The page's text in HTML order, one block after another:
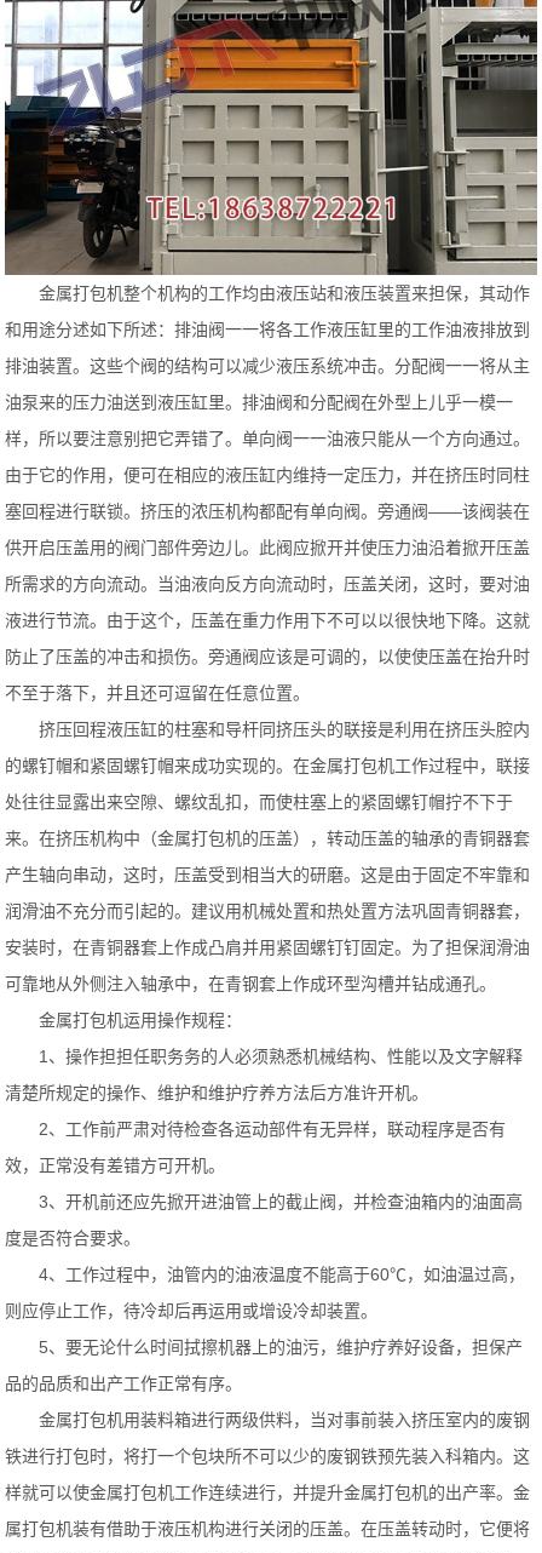
金属打包机整个机构的工作均由液压站和液压装置来担保，其动作
和用途分述如下所述：排油阀一一将各工作液压缸里的工作油液排放到
排油装置。这些个阀的结构可以减少液压系统冲击。分配阀一一将从主
油泵来的压力油送到液压缸里。排油阀和分配阀在外型上儿乎一模一
样，所以要注意别把它弄错了。单向阀一一油液只能从一个方向通过。
由于它的作用，便可在相应的液压缸内维持一定压力，并在挤压时同柱
塞回程进行联锁。挤压的浓压机构都配有单向阀。旁通阀——该阀装在
供开启压盖用的阀门部件旁边儿。此阀应掀开并使压力油沿着掀开压盖
所需求的方向流动。当油液向反方向流动时，压盖关闭，这时，要对油
液进行节流。由于这个，压盖在重力作用下不可以以很快地下降。这就
防止了压盖的冲击和损伤。旁通阀应该是可调的，以使使压盖在抬升时
不至于落下，并且还可逗留在任意位置。
挤压回程液压缸的柱塞和导杆同挤压头的联接是利用在挤压头腔内
的螺钉帽和紧固螺钉帽来成功实现的。在金属打包机工作过程中，联接
处往往显露出来空隙、螺纹乱扣，而使柱塞上的紧固螺钉帽拧不下于
来。在挤压机构中（金属打包机的压盖），转动压盖的轴承的青铜器套
产生轴向串动，这时，压盖受到相当大的研磨。这是由于固定不牢靠和
润滑油不充分而引起的。建议用机械处置和热处置方法巩固青铜器套，
安装时，在青铜器套上作成凸肩并用紧固螺钉钉固定。为了担保润滑油
可靠地从外侧注入轴承中，在青钢套上作成环型沟槽并钻成通孔。
金属打包机运用操作规程：
1、操作担担任职务务的人必须熟悉机械结构、性能以及文字解释
清楚所规定的操作、维护和维护疗养方法后方准许开机。
2、工作前严肃对待检查各运动部件有无异样，联动程序是否有
效，正常没有差错方可开机。
3、开机前还应先掀开进油管上的截止阀，并检查油箱内的油面高
度是否符合要求。
4、工作过程中，油管内的油液温度不能高于60℃，如油温过高，
则应停止工作，待冷却后再运用或增设冷却装置。
5、要无论什么时间拭擦机器上的油污，维护疗养好设备，担保产
品的品质和出产工作正常有序。
金属打包机用装料箱进行两级供料，当对事前装入挤压室内的废钢
铁进行打包时，将打一个包块所不可以少的废钢铁预先装入科箱内。这
样就可以使金属打包机工作连续进行，并提升金属打包机的出产率。金
属打包机装有借助于液压机构进行关闭的压盖。在压盖转动时，它便将